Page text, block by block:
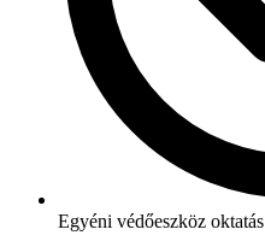
Egyéni védőeszköz oktatás